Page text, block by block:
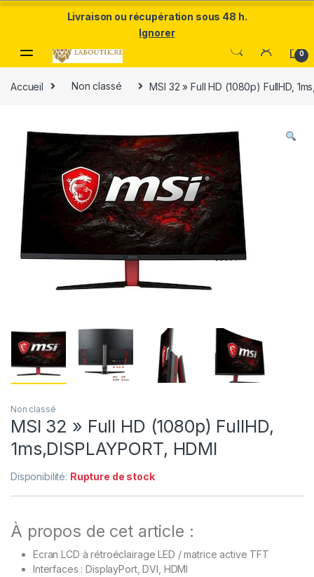
Un Père ULTRA exceptionnel mérite le meilleur.Offrez-lui la
puissance et l'élégance du Samsung Galaxy S25 Ultra à prix réduit.
0
Accueil Non classé MSI 32 » Full HD (1080p) FullHD,
Non classé
MSI 32 » Full HD (1080p) FullHD,
1ms,DISPLAYPORT, HDMI
Disponibilité: Rupture de stock
À propos de cet article :
Ecran LCD à rétroéclairage LED / matrice active TFT
Interfaces : DisplayPort, DVI, HDMI
Livraison ou récupération sous 48 h.
Ignorer